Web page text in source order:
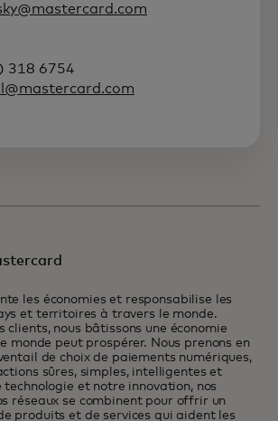
318 6754
les économies et responsabilise les
et territoires à travers le monde.
clients, nous bâtissons une économie
monde peut prospérer. Nous prenons en
de choix de paiements numériques,
sûres, simples, intelligentes et
technologie et notre innovation, nos
réseaux se combinent pour offrir un
produits et de services qui aident les